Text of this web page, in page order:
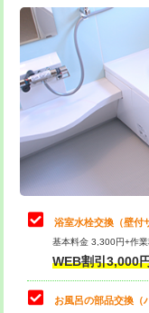
追加トーラー機使用/
カメラ調査
桝清掃
止水・漏水調査・防
理・調整・分解・加
止水・漏水調査・防
理・調整・分解・加
止水・漏水調査・
理・調整・分解・
トイレタンク脱着
浴室水栓交換（壁付
基本料金 3,300円+作
WEB割引3,000
お風呂の部品交換（